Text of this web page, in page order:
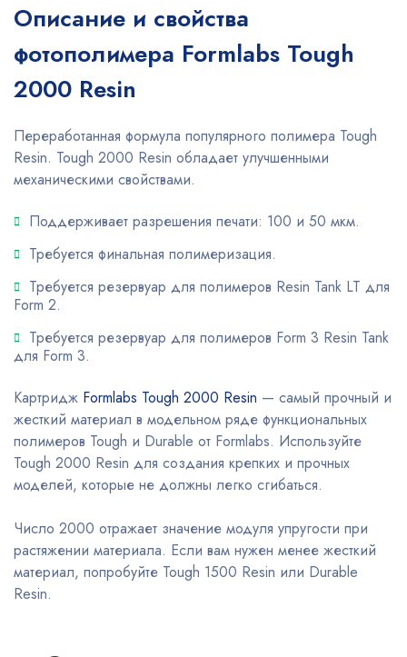
Описание и свойства
фотополимера Formlabs Tough
2000 Resin
Переработанная формула популярного полимера Tough
Resin. Tough 2000 Resin обладает улучшенными
механическими свойствами.
Поддерживает разрешения печати: 100 и 50 мкм.
Требуется финальная полимеризация.
Требуется резервуар для полимеров Resin Tank LT для
Form 2.
Требуется резервуар для полимеров Form 3 Resin Tank
для Form 3.
Картридж Formlabs Tough 2000 Resin — самый прочный и
жесткий материал в модельном ряде функциональных
полимеров Tough и Durable от Formlabs. Используйте
Tough 2000 Resin для создания крепких и прочных
моделей, которые не должны легко сгибаться.
Число 2000 отражает значение модуля упругости при
растяжении материала. Если вам нужен менее жесткий
материал, попробуйте Tough 1500 Resin или Durable
Resin.